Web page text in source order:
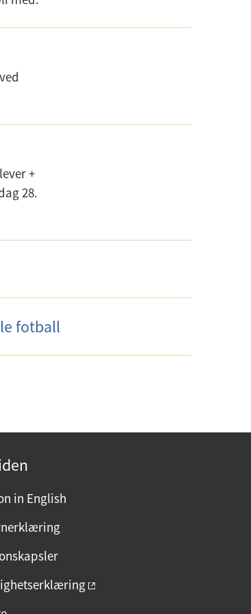
+
28.
fotball
in English